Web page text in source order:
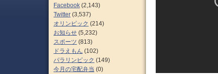
Facebook (2,143)
Twitter (3,537)
オリンピック (214)
お知らせ (5,232)
スポーツ (813)
ドラえもん (102)
パラリンピック (149)
今月の宅配弁当 (0)